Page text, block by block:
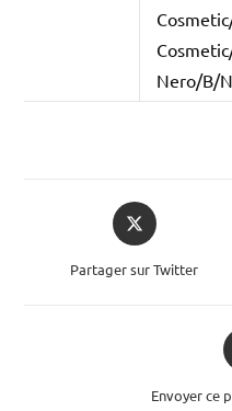
Nero/B/
Partager sur Twitter
Envoyer ce